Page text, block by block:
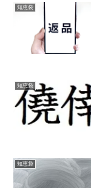
知恵袋
知恵袋
知恵袋